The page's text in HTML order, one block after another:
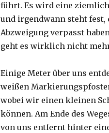
führt. Es wird eine
und irgendwann steht fest,
Abzweigung verpasst
geht es wirklich nicht
Einige Meter über uns
weißen
wobei wir einen kleinen
können. Am Ende des
von uns entfernt hinter